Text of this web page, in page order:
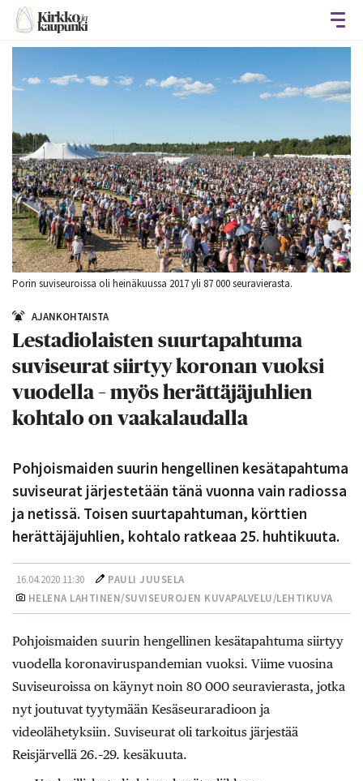
Porin suviseuroissa oli heinäkuussa 2017 yli 87 000 seuravierasta.
AJANKOHTAISTA
Lestadiolaisten suurtapahtuma
suviseurat siirtyy koronan vuoksi
vuodella – myös herättäjäjuhlien
kohtalo on vaakalaudalla
Pohjoismaiden suurin hengellinen kesätapahtuma
suviseurat järjestetään tänä vuonna vain radiossa
ja netissä. Toisen suurtapahtuman, körttien
herättäjäjuhlien, kohtalo ratkeaa 25. huhtikuuta.
16.04.2020 11:30
PAULI JUUSELA
HELENA LAHTINEN/SUVISEUROJEN KUVAPALVELU/LEHTIKUVA
Pohjoismaiden suurin hengellinen kesätapahtuma siirtyy
vuodella koronaviruspandemian vuoksi. Viime vuosina
Suviseuroissa on käynyt noin 80 000 seuravierasta, jotka
nyt joutuvat tyytymään Kesäseuraradioon ja
videolähetyksiin. Suviseurat oli tarkoitus järjestää
Reisjärvellä 26.–29. kesäkuuta.